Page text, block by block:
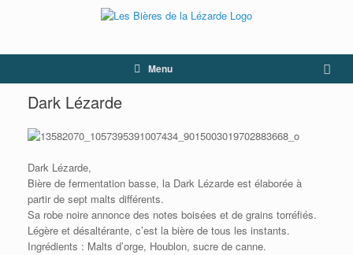
Menu
Dark Lézarde
Dark Lézarde,
Bière de fermentation basse, la Dark Lézarde est élaborée à
partir de sept malts différents.
Sa robe noire annonce des notes boisées et de grains torréfiés.
Légère et désaltérante, c’est la bière de tous les instants.
Ingrédients : Malts d’orge, Houblon, sucre de canne.